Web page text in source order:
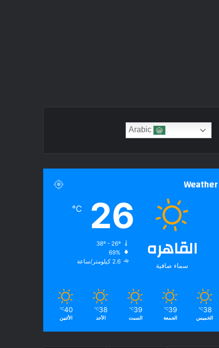
Arabic
Weather
القاهره
سماء صافية
26
℃
69%
2.6 كيلومتر/ساعة
38
℃
الخميس
39
℃
الجمعة
39
℃
السبت
38
℃
الأحد
40
℃
الأثنين